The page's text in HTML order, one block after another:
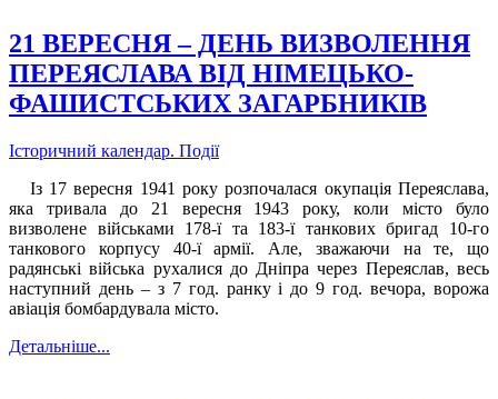
21 ВЕРЕСНЯ – ДЕНЬ ВИЗВОЛЕННЯ
ПЕРЕЯСЛАВА ВІД НІМЕЦЬКО-
ФАШИСТСЬКИХ ЗАГАРБНИКІВ
Історичний календар. Події
Із 17 вересня 1941 року розпочалася окупація Переяслава,
яка тривала до 21 вересня 1943 року, коли місто було
визволене військами 178-ї та 183-ї танкових бригад 10-го
танкового корпусу 40-ї армії. Але, зважаючи на те, що
радянські війська рухалися до Дніпра через Переяслав, весь
наступний день – з 7 год. ранку і до 9 год. вечора, ворожа
авіація бомбардувала місто.
Детальніше...